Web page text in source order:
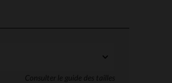
Consulter le guide des tailles